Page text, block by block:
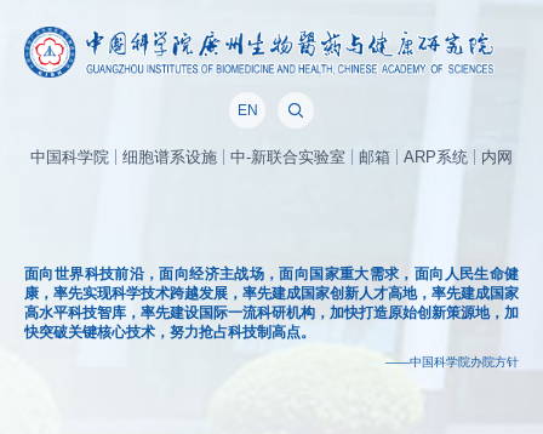
EN
中国科学院 细胞谱系设施 中-新联合实验室 邮箱 ARP系统 内网
面向世界科技前沿，面向经济主战场，面向国家重大需求，面向人民生命健
康，率先实现科学技术跨越发展，率先建成国家创新人才高地，率先建成国家
高水平科技智库，率先建设国际一流科研机构，加快打造原始创新策源地，加
快突破关键核心技术，努力抢占科技制高点。
——中国科学院办院方针